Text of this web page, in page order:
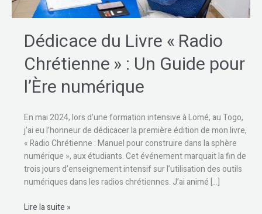
Dédicace du Livre « Radio
Chrétienne » : Un Guide pour
l’Ère numérique
En mai 2024, lors d’une formation intensive à Lomé, au Togo,
j’ai eu l’honneur de dédicacer la première édition de mon livre,
« Radio Chrétienne : Manuel pour construire dans la sphère
numérique », aux étudiants. Cet événement marquait la fin de
trois jours d’enseignement intensif sur l’utilisation des outils
numériques dans les radios chrétiennes. J’ai animé […]
Lire la suite »